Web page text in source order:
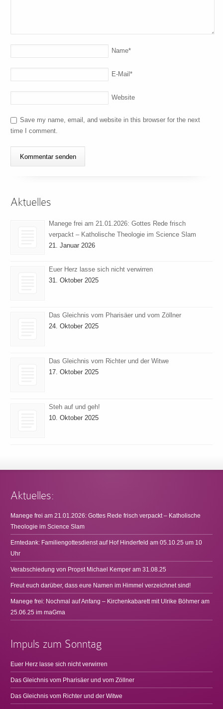
Name*
E-Mail*
Website
Save my name, email, and website in this browser for the next
time I comment.
Aktuelles
Manege frei am 21.01.2026: Gottes Rede frisch
verpackt – Katholische Theologie im Science Slam
21. Januar 2026
Euer Herz lasse sich nicht verwirren
31. Oktober 2025
Das Gleichnis vom Pharisäer und vom Zöllner
24. Oktober 2025
Das Gleichnis vom Richter und der Witwe
17. Oktober 2025
Steh auf und geh!
10. Oktober 2025
Aktuelles:
Manege frei am 21.01.2026: Gottes Rede frisch verpackt – Katholische
Theologie im Science Slam
Erntedank: Familiengottesdienst auf Hof Hinderfeld am 05.10.25 um 10
Uhr
Verabschiedung von Propst Michael Kemper am 31.08.25
Freut euch darüber, dass eure Namen im Himmel verzeichnet sind!
Manege frei: Nochmal auf Anfang – Kirchenkabarett mit Ulrike Böhmer am
25.06.25 im maGma
Impuls zum Sonntag
Euer Herz lasse sich nicht verwirren
Das Gleichnis vom Pharisäer und vom Zöllner
Das Gleichnis vom Richter und der Witwe